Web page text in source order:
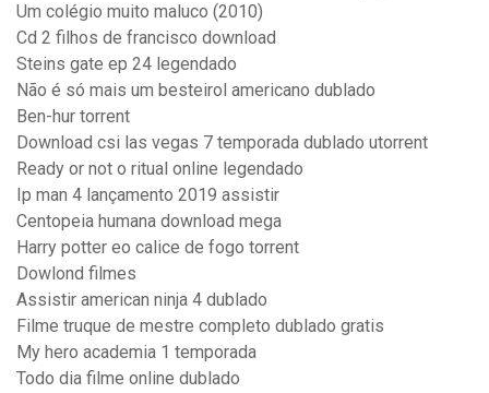
Um colégio muito maluco (2010)
Cd 2 filhos de francisco download
Steins gate ep 24 legendado
Não é só mais um besteirol americano dublado
Ben-hur torrent
Download csi las vegas 7 temporada dublado utorrent
Ready or not o ritual online legendado
Ip man 4 lançamento 2019 assistir
Centopeia humana download mega
Harry potter eo calice de fogo torrent
Dowlond filmes
Assistir american ninja 4 dublado
Filme truque de mestre completo dublado gratis
My hero academia 1 temporada
Todo dia filme online dublado